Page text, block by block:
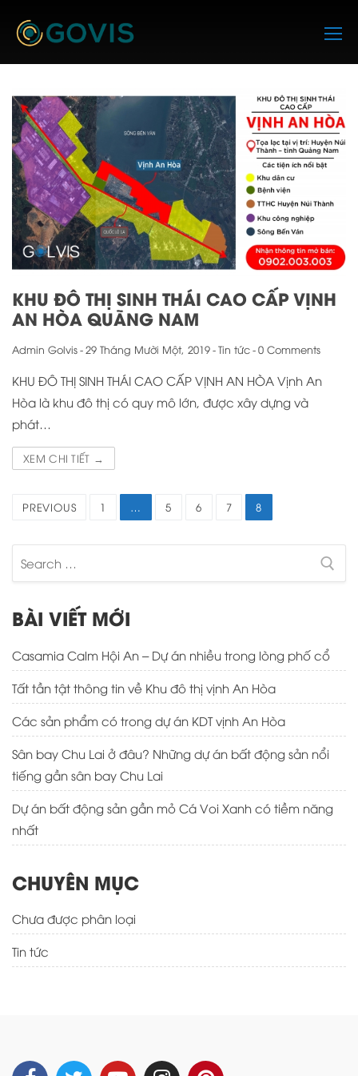
KHU ĐÔ THỊ SINH THÁI CAO CẤP VỊNH
AN HÒA QUÃNG NAM
Admin Golvis-29 Tháng Mười Một, 2019-Tin tức-0 Comments
KHU ĐÔ THỊ SINH THÁI CAO CẤP VỊNH AN HÒA Vịnh An
Hòa là khu đô thị có quy mô lớn, được xây dựng và
phát…
XEM CHI TIẾT →
Điều
bài
viết
PREVIOUS 1 … 5 6 7 8
Search
BÀI VIẾT MỚI
Casamia Calm Hội An – Dự án nhiều trong lòng phố cổ
Tất tần tật thông tin về Khu đô thị vịnh An Hòa
Các sản phẩm có trong dự án KDT vịnh An Hòa
Sân bay Chu Lai ở đâu? Những dự án bất động sản nổi
tiếng gần sân bay Chu Lai
Dự án bất động sản gần mỏ Cá Voi Xanh có tiềm năng
nhất
CHUYÊN MỤC
Chưa được phân loại
Tin tức